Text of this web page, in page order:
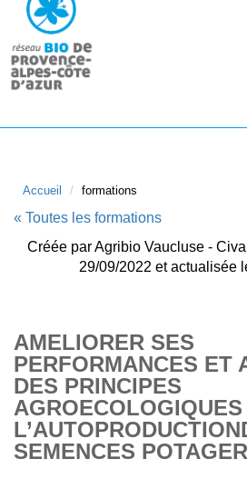
Accueil formations
« Toutes les formations
Créée par Agribio Vaucluse -
29/09/2022 et actualisée
AMELIORER SES
PERFORMANCES ET
DES PRINCIPES
AGROECOLOGIQUES
SEMENCES